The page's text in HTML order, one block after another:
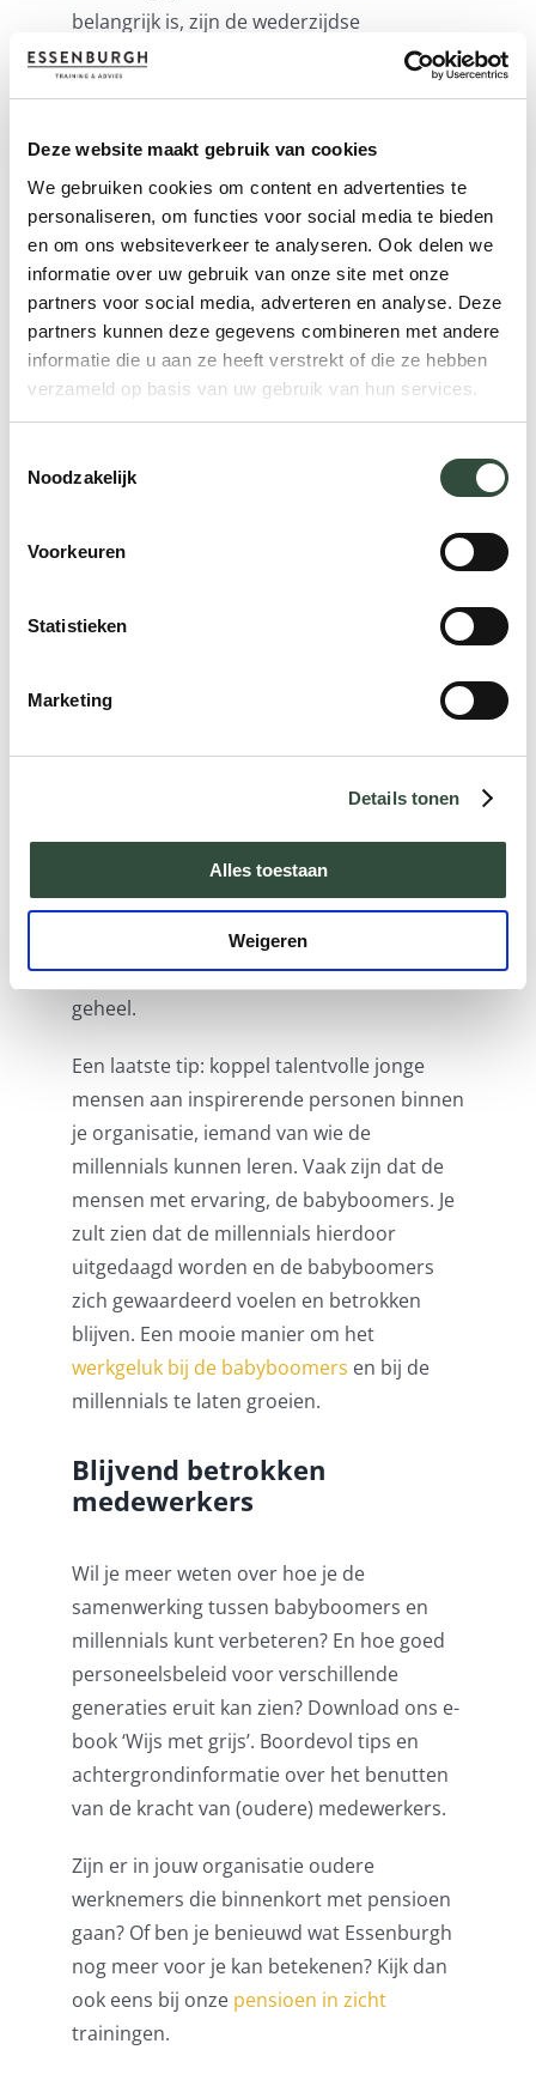
Deze website maakt gebruik van cookies
We gebruiken cookies om content en advertenties te
personaliseren, om functies voor social media te bieden
en om ons websiteverkeer te analyseren. Ook delen we
informatie over uw gebruik van onze site met onze
partners voor social media, adverteren en analyse. Deze
partners kunnen deze gegevens combineren met andere
informatie die u aan ze heeft verstrekt of die ze hebben
verzameld op basis van uw gebruik van hun services.
Noodzakelijk
Voorkeuren
Statistieken
Marketing
Details tonen
Alles toestaan
Weigeren
belangrijk is, zijn de wederzijdse
verwachtingen ook realistischer en is de
prettiger.
Vooral binnen teams is openheid en
communicatie over verwachtingen heel
belangrijk. De teamleider heeft hierin een
belangrijke rol. Die moet aandacht hebben
voor de teamdynamiek en problemen en
botsingen tijdig signaleren. Met regelmatig
ideeën te komen (de fantastische verhalen
kunnen zij ervoor zorgen dat iedereen
initiatieven. Dit werkt beter dan regels
Zorg er daarnaast voor dat de
invalshoeken die elkaar aanvullen.
Faciliteer kennisuitwisseling! Laat de
medewerkers aan elkaar weten waar ze
mee bezig zijn. Zo krijgen ouderen
bijvoorbeeld zicht op de ontwikkelingen op
ICT-gebied en jongeren op het grotere
geheel.
Een laatste tip: koppel talentvolle jonge
mensen aan inspirerende personen binnen
je organisatie, iemand van wie de
millennials kunnen leren. Vaak zijn dat de
mensen met ervaring, de babyboomers. Je
zult zien dat de millennials hierdoor
uitgedaagd worden en de babyboomers
zich gewaardeerd voelen en betrokken
blijven. Een mooie manier om het
werkgeluk bij de babyboomers en bij de
millennials te laten groeien.
Blijvend betrokken
medewerkers
Wil je meer weten over hoe je de
samenwerking tussen babyboomers en
millennials kunt verbeteren? En hoe goed
personeelsbeleid voor verschillende
generaties eruit kan zien? Download ons e-
book ‘Wijs met grijs’. Boordevol tips en
achtergrondinformatie over het benutten
van de kracht van (oudere) medewerkers.
Zijn er in jouw organisatie oudere
werknemers die binnenkort met pensioen
gaan? Of ben je benieuwd wat Essenburgh
nog meer voor je kan betekenen? Kijk dan
ook eens bij onze pensioen in zicht
trainingen.